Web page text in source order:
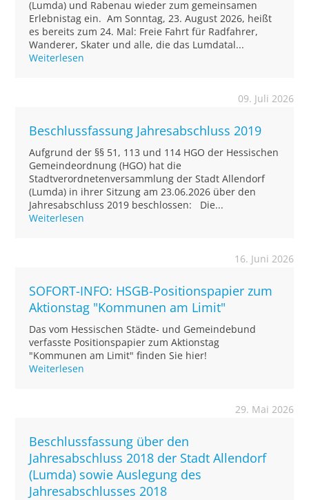
(Lumda) und Rabenau wieder zum gemeinsamen
Erlebnistag ein. Am Sonntag, 23. August 2026, heißt
es bereits zum 24. Mal: Freie Fahrt für Radfahrer,
Wanderer, Skater und alle, die das Lumdatal...
Weiterlesen
09. Juli 2026
Beschlussfassung Jahresabschluss 2019
Aufgrund der §§ 51, 113 und 114 HGO der Hessischen
Gemeindeordnung (HGO) hat die
Stadtverordnetenversammlung der Stadt Allendorf
(Lumda) in ihrer Sitzung am 23.06.2026 über den
Jahresabschluss 2019 beschlossen: Die...
Weiterlesen
16. Juni 2026
SOFORT-INFO: HSGB-Positionspapier zum
Aktionstag "Kommunen am Limit"
Das vom Hessischen Städte- und Gemeindebund
verfasste Positionspapier zum Aktionstag
"Kommunen am Limit" finden Sie hier!
Weiterlesen
29. Mai 2026
Beschlussfassung über den
Jahresabschluss 2018 der Stadt Allendorf
(Lumda) sowie Auslegung des
Jahresabschlusses 2018